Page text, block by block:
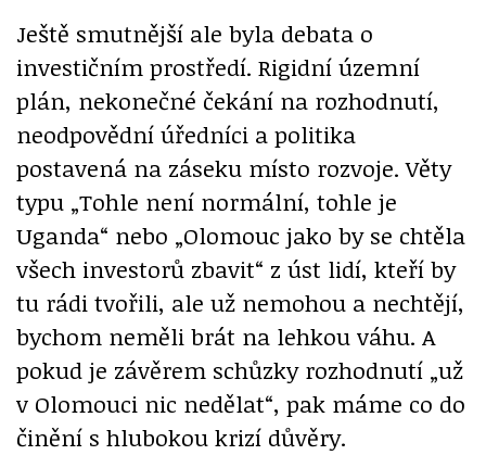
Ještě smutnější ale byla debata o
investičním prostředí. Rigidní územní
plán, nekonečné čekání na rozhodnutí,
neodpovědní úředníci a politika
postavená na záseku místo rozvoje. Věty
typu „Tohle není normální, tohle je
Uganda“ nebo „Olomouc jako by se chtěla
všech investorů zbavit“ z úst lidí, kteří by
tu rádi tvořili, ale už nemohou a nechtějí,
bychom neměli brát na lehkou váhu. A
pokud je závěrem schůzky rozhodnutí „už
v Olomouci nic nedělat“, pak máme co do
činění s hlubokou krizí důvěry.